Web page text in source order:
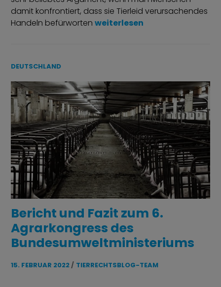
damit konfrontiert, dass sie Tierleid verursachendes
Handeln befürworten„Traurige Traditionen“
weiterlesen
DEUTSCHLAND
Bericht und Fazit zum 6.
Agrarkongress des
Bundesumweltministeriums
15. FEBRUAR 2022 TIERRECHTSBLOG-TEAM